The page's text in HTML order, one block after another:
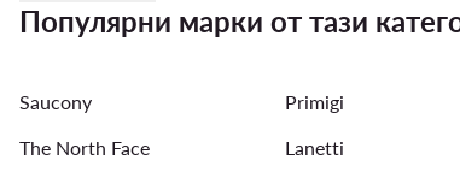
Черни дамски дънки Мъжки Кожени якета
Популярни марки от тази
Saucony Primigi
The North Face
Lanetti